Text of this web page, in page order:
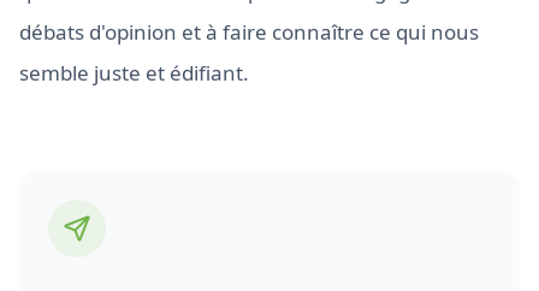
débats d'opinion et à faire connaître ce qui nous
semble juste et édifiant.